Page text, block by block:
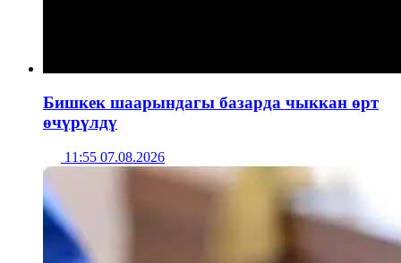
Бишкек шаарындагы базарда чыккан өрт
өчүрүлдү
11:55 07.08.2026